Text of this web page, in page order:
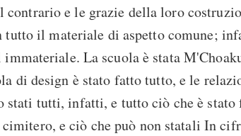
contrario e le grazie della loro
il materiale di aspetto comune;
La scuola è stata
di design è stato fatto tutto, e le
stati tutti, infatti, e tutto ciò che è
e ciò che può non statali In